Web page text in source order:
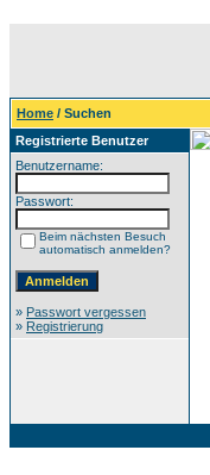
Home / Suchen
Registrierte Benutzer
Benutzername:
Passwort:
Beim nächsten Besuch
automatisch anmelden?
» Passwort vergessen
» Registrierung